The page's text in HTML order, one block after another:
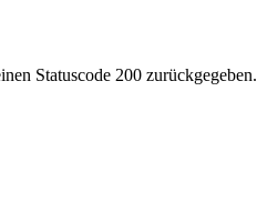
Statuscode 200 zurückgegeben.